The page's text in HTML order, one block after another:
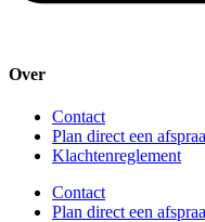
Over
Contact
Plan direct een
Klachtenreglement
Contact
Plan direct een